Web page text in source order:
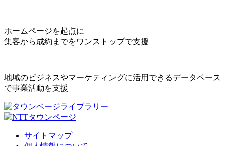
ホームページを起点に
集客から成約までをワンストップで支援
地域のビジネスやマーケティングに活用できるデータベース
で事業活動を支援
サイトマップ